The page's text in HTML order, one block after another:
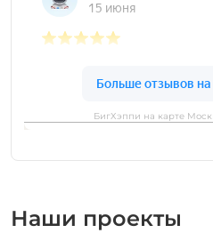
БигХэппи на карте
Наши проекты